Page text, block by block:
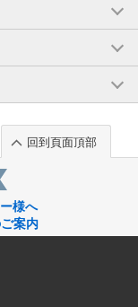
回到頁面頂部
様へ
案内